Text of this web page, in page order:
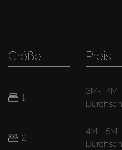
Größe
1
2
Preis
3M- 4M
4M- 5M